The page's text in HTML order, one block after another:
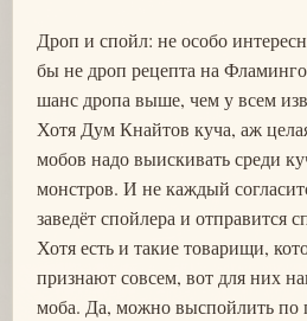
Дроп и спойл: не особо
бы не дроп рецепта на
шанс дропа выше, чем у всем
Хотя Дум Кнайтов куча, аж
мобов надо выискивать среди
монстров. И не каждый
заведёт спойлера и отправится
Хотя есть и такие товарищи,
признают совсем, вот для них
моба. Да, можно выспойлить по